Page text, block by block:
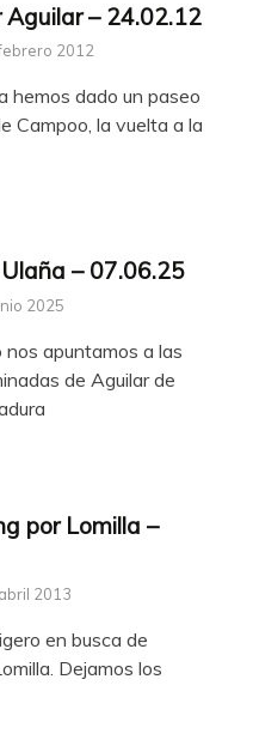
Aguilar – 24.02.12
2012
hemos dado un paseo
Campoo, la vuelta a la
– 07.06.25
2025
nos apuntamos a las
de Aguilar de
por Lomilla –
2013
en busca de
Dejamos los